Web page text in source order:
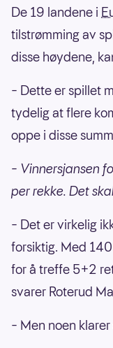
De 19 landene i
tilstrømming av
disse høydene,
– Dette er spillet
tydelig at flere
oppe i disse
– Vinnersjansen
per rekke. Det
– Det er virkelig
forsiktig. Med
for å treffe 5+2
svarer Roterud
– Men noen